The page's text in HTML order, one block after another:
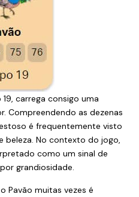
carrega consigo uma
Compreendendo as dezenas
é frequentemente visto
beleza. No contexto do jogo,
como um sinal de
grandiosidade.
Pavão muitas vezes é